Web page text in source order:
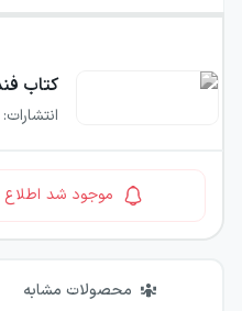
کتاب
انتشارات:
موجود شد اطلاع
محصولات مشابه